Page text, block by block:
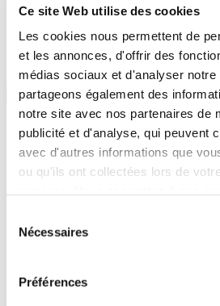
Ce site Web utilise des cookies
Les cookies nous permettent de
et les annonces, d'offrir des
médias sociaux et d'analyser notre
partageons également des
notre site avec nos partenaires de
publicité et d'analyse, qui peuvent
avec d'autres informations que
ou qu'ils ont collectées lors de
Nécessaires
Préférences
Customer Stories
20 Ans de Collaboration :
20 ans de collaboration :